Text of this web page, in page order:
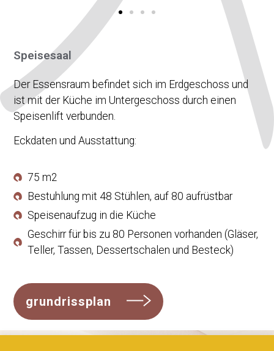
Speisesaal
Der Essensraum befindet sich im Erdgeschoss und
ist mit der Küche im Untergeschoss durch einen
Speisenlift verbunden.
Eckdaten und Ausstattung:
75 m2
Bestuhlung mit 48 Stühlen, auf 80 aufrüstbar
Speisenaufzug in die Küche
Geschirr für bis zu 80 Personen vorhanden (Gläser,
Teller, Tassen, Dessertschalen und Besteck)
grundrissplan